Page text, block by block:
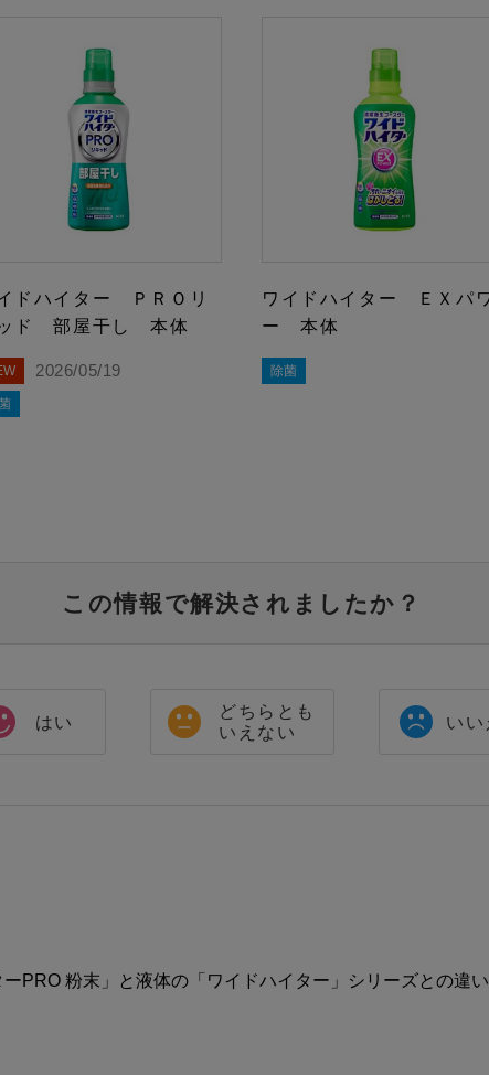
ドハイター ＰＲＯリ
ド 部屋干し 本体
2026/05/19
ワイドハイター ＥＸパ
ー 本体
除菌
この情報で解決されましたか？
はい
どちらとも
いえない
いい
ーPRO 粉末」と液体の「ワイドハイター」シリーズとの違